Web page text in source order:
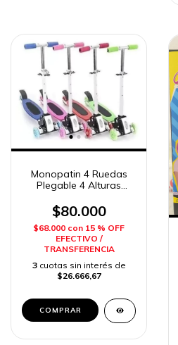
Monopatin 4 Ruedas
Plegable 4 Alturas
$80.000
$68.000 con 15 % OFF
EFECTIVO /
TRANSFERENCIA
3 cuotas sin interés de
$26.666,67